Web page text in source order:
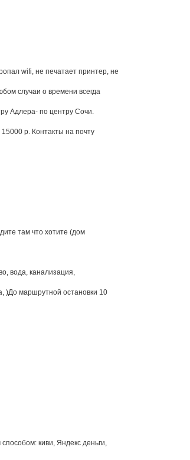
wifi, не печатает принтер, не
случаи о времени всегда
Адлера- по центру Сочи.
р. Контакты на почту
там что хотите (дом
вода, канализация,
)До маршрутной остановки 10
киви, Яндекс деньги,